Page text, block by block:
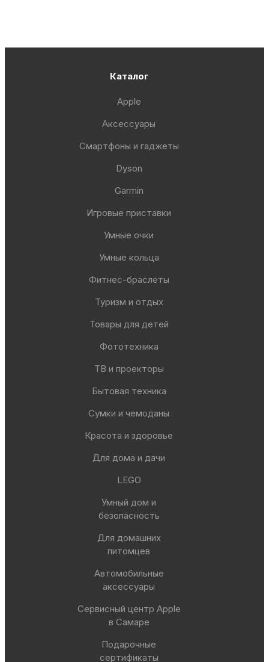
Каталог
Apple
Аксессуары
Смартфоны и гаджеты
Dyson
Garmin
Игровые приставки
Умные очки
Умные кольца
Фитнес-браслеты
Туризм и отдых
Товары для детей
Фототехника
ТВ и проекторы
Бытовая техника
Сумки и чемоданы
Красота и здоровье
Для дома и дачи
LEGO
Умный дом и
безопасность
Для домашних
питомцев
Автомобильные
аксессуары
Сервисный центр Apple
в Самаре
Подарочные
сертификаты